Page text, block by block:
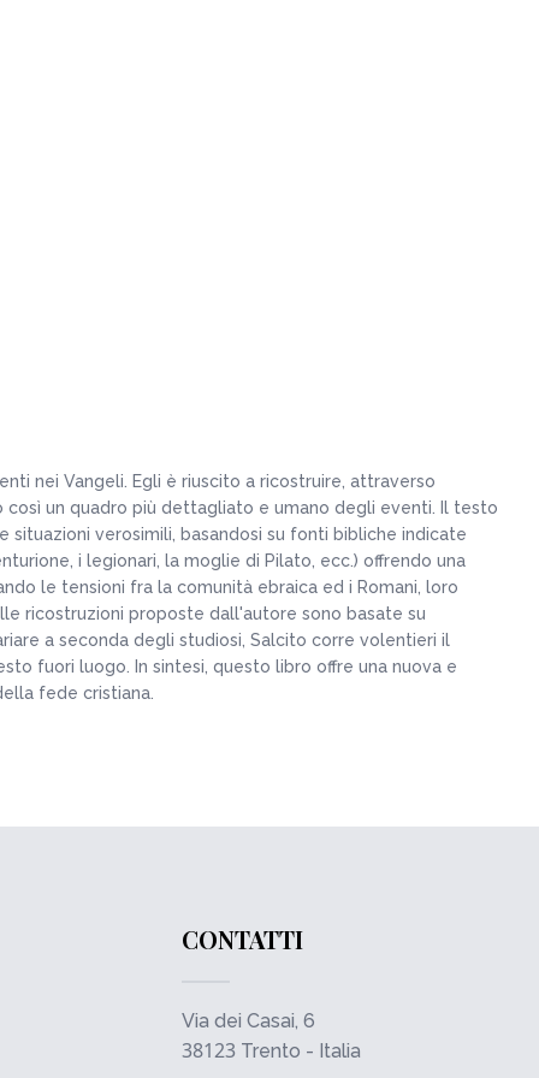
nei Vangeli. Egli è riuscito a ricostruire, attraverso
un quadro più dettagliato e umano degli eventi. Il testo
verosimili, basandosi su fonti bibliche indicate
i legionari, la moglie di Pilato, ecc.) offrendo una
le tensioni fra la comunità ebraica ed i Romani, loro
ricostruzioni proposte dall'autore sono basate su
a seconda degli studiosi, Salcito corre volentieri il
fuori luogo. In sintesi, questo libro offre una nuova e
fede cristiana.
CONTATTI
Via dei Casai, 6
38123 Trento - Italia